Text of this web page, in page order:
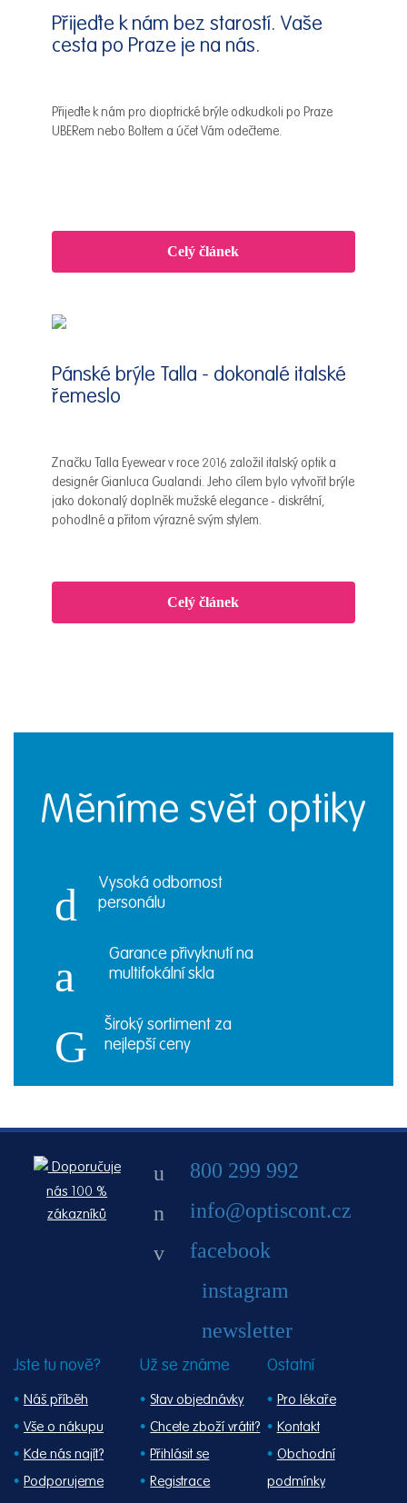
Přijeďte k nám bez starostí. Vaše
cesta po Praze je na nás.
Přijeďte k nám pro dioptrické brýle odkudkoli po Praze
UBERem nebo Boltem a účet Vám odečteme.
Celý článek
Pánské brýle Talla - dokonalé italské
řemeslo
Značku Talla Eyewear v roce 2016 založil italský optik a
designér Gianluca Gualandi. Jeho cílem bylo vytvořit brýle
jako dokonalý doplněk mužské elegance - diskrétní,
pohodlné a přitom výrazné svým stylem.
Celý článek
Měníme svět optiky
Vysoká odbornost
personálu
Garance přivyknutí na
multifokální skla
Široký sortiment za
nejlepší ceny
Doporučuje
nás 100 %
zákazníků
800 299 992
info@optiscont.cz
facebook
instagram
newsletter
Jste tu nově?
Náš příběh
Vše o nákupu
Kde nás najít?
Podporujeme
Už se známe
Stav objednávky
Chcete zboží vrátit?
Přihlásit se
Registrace
Ostatní
Pro lékaře
Kontakt
Obchodní
podmínky